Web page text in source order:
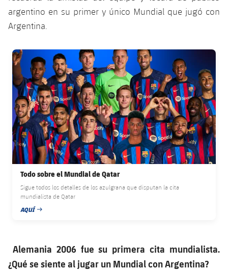
Estadi Johan Cruyff
Barça Cafe
Ciutat Esportiva
La Masia
plusicon
más
Servicios
Servicios Médicos
Accesibilidad
plusicon
más
Acreditaciones
Instalaciones
SUB10 B
SUB9 A
SUB9 B
SUB8 A
SUB8 B
Fotos
Historia
Palmarés
Infantil A
Mini
Entradas
Clasificaciones
Jugadores
Fotos
Historia
Palmarés
Calendario
Clasificaciones
Jugadores
Fotos
Cadete A
Cadete B
Infantil A
Infantil B
PLUSICON
MÁS
Primer equipo
plusicon
más
Actualidad
Calendario
Entradas
Resultados
Clasificaciones
Jugadors
Palmarés
Barça Atlètic
plusicon
más
Actualidad
Calendario
Resultados
Jugadores
Clasificaciones
Base
plusicon
más
Actualidad
Juvenil
Cadete
Infantil
Campus Verano
PLUSICON
MÁS
Primer equipo
plusicon
más
Actualidad
Entradas
Barça Atlètic
Calendario
plusicon
más
argentino en su primer y único Mundial que jugó con
Argentina.
FC Barcelona club badge
Todo sobre el Mundial de Qatar
Sigue todos los detalles de los azulgrana que disputan la cita
mundialista de Qatar
AQUÍ
FECHA DE PUBLICACIÓN
Alemania 2006 fue su primera cita mundialista.
¿Qué se siente al jugar un Mundial con Argentina?